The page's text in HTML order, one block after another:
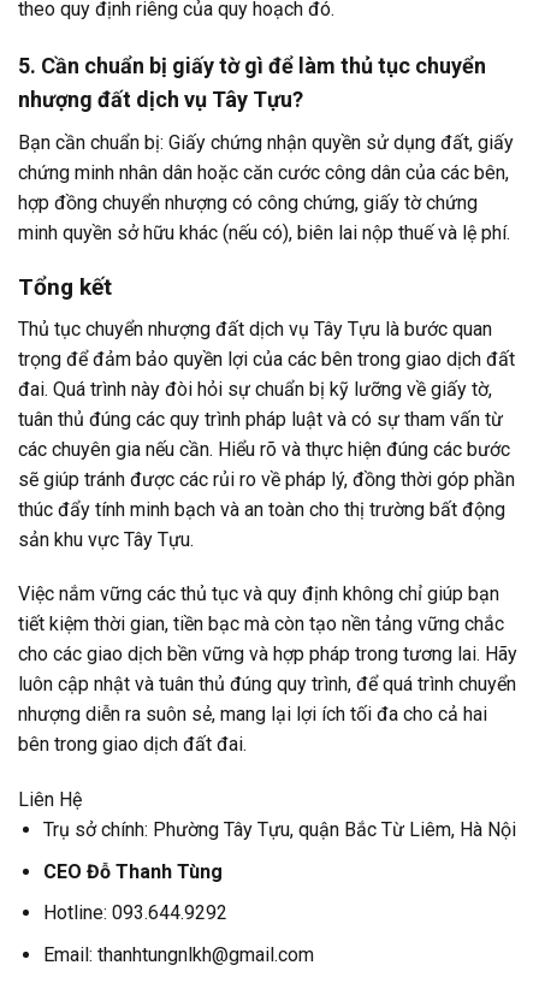
theo quy định riêng của quy hoạch đó.
5. Cần chuẩn bị giấy tờ gì để làm thủ tục chuyển
nhượng đất dịch vụ Tây Tựu?
Bạn cần chuẩn bị: Giấy chứng nhận quyền sử dụng đất, giấy
chứng minh nhân dân hoặc căn cước công dân của các bên,
hợp đồng chuyển nhượng có công chứng, giấy tờ chứng
minh quyền sở hữu khác (nếu có), biên lai nộp thuế và lệ phí.
Tổng kết
Thủ tục chuyển nhượng đất dịch vụ Tây Tựu là bước quan
trọng để đảm bảo quyền lợi của các bên trong giao dịch đất
đai. Quá trình này đòi hỏi sự chuẩn bị kỹ lưỡng về giấy tờ,
tuân thủ đúng các quy trình pháp luật và có sự tham vấn từ
các chuyên gia nếu cần. Hiểu rõ và thực hiện đúng các bước
sẽ giúp tránh được các rủi ro về pháp lý, đồng thời góp phần
thúc đẩy tính minh bạch và an toàn cho thị trường bất động
sản khu vực Tây Tựu.
Việc nắm vững các thủ tục và quy định không chỉ giúp bạn
tiết kiệm thời gian, tiền bạc mà còn tạo nền tảng vững chắc
cho các giao dịch bền vững và hợp pháp trong tương lai. Hãy
luôn cập nhật và tuân thủ đúng quy trình, để quá trình chuyển
nhượng diễn ra suôn sẻ, mang lại lợi ích tối đa cho cả hai
bên trong giao dịch đất đai.
Liên Hệ
Trụ sở chính: Phường Tây Tựu, quận Bắc Từ Liêm, Hà Nội
CEO Đỗ Thanh Tùng
Hotline: 093.644.9292
Email: thanhtungnlkh@gmail.com